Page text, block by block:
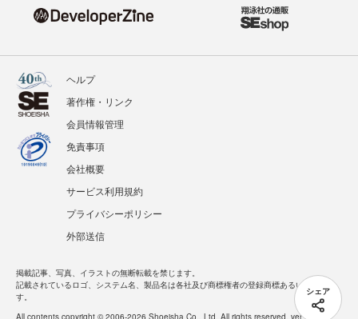
シェア
ヘルプ
著作権・リンク
会員情報管理
免責事項
会社概要
サービス利用規約
プライバシーポリシー
外部送信
掲載記事、写真、イラストの無断転載を禁じます。
記載されているロゴ、システム名、製品名は各社及び商標権者の登録商標あるいは商標で
す。
All contents copyright © 2006-2026 Shoeisha Co., Ltd. All rights reserved. ver.1.5